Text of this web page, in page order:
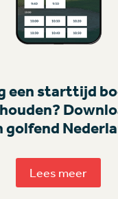
een starttijd
golfend
Lees meer